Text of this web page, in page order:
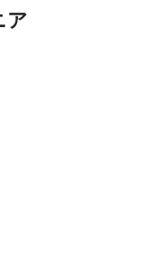
ア